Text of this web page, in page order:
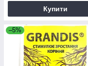
Купити
–5%